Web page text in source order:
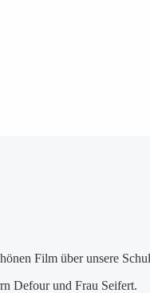
Film über unsere
Defour und Frau Seifert.